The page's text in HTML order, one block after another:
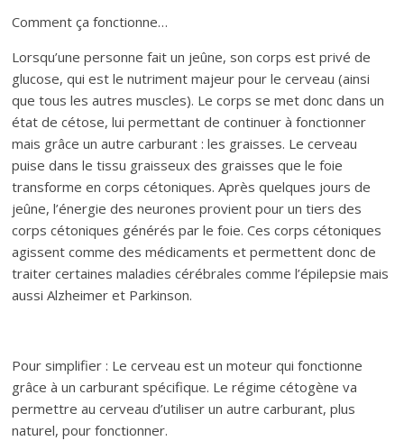
Comment ça fonctionne…
Lorsqu’une personne fait un jeûne, son corps est privé de
glucose, qui est le nutriment majeur pour le cerveau (ainsi
que tous les autres muscles). Le corps se met donc dans un
état de cétose, lui permettant de continuer à fonctionner
mais grâce un autre carburant : les graisses. Le cerveau
puise dans le tissu graisseux des graisses que le foie
transforme en corps cétoniques. Après quelques jours de
jeûne, l’énergie des neurones provient pour un tiers des
corps cétoniques générés par le foie. Ces corps cétoniques
agissent comme des médicaments et permettent donc de
traiter certaines maladies cérébrales comme l’épilepsie mais
aussi Alzheimer et Parkinson.
Pour simplifier : Le cerveau est un moteur qui fonctionne
grâce à un carburant spécifique. Le régime cétogène va
permettre au cerveau d’utiliser un autre carburant, plus
naturel, pour fonctionner.